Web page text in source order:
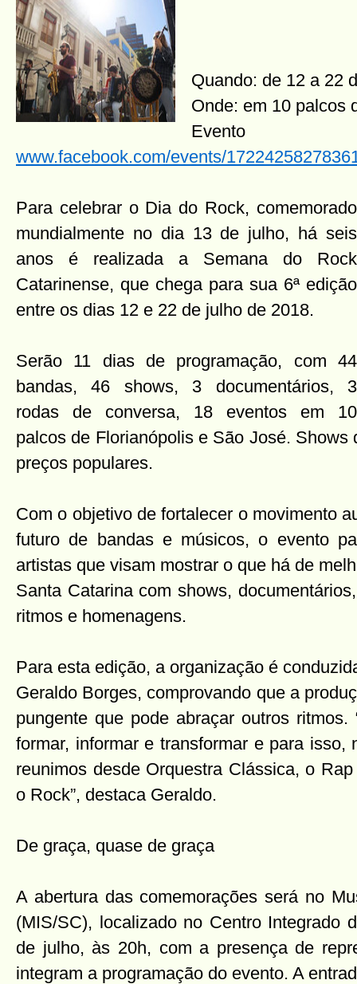
Quando: de 12 a 22
Onde: em 10 palcos
www.facebook.com/events/
Para celebrar o Dia do Rock, comemorado
mundialmente no dia 13 de julho, há seis
anos é realizada a Semana do Rock
Catarinense, que chega para sua 6ª edição
entre os dias 12 e 22 de julho de 2018.
Serão 11 dias de programação, com 44
bandas, 46 shows, 3 documentários, 3
rodas de conversa, 18 eventos em 10
palcos de Florianópolis e São José. Shows
preços populares.
Com o objetivo de fortalecer o movimento
futuro de bandas e músicos, o evento
artistas que visam mostrar o que há de
Santa Catarina com shows,
ritmos e homenagens.
Para esta edição, a organização é
Geraldo Borges, comprovando que a
pungente que pode abraçar outros
formar, informar e transformar e para isso,
reunimos desde Orquestra Clássica, o
o Rock”, destaca Geraldo.
De graça, quase de graça
A abertura das comemorações será no
(MIS/SC), localizado no Centro Integrado
de julho, às 20h, com a presença de
integram a programação do evento. A